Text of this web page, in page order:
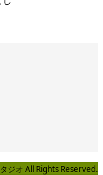
ジオ All Rights Reserved.